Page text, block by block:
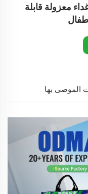
معزولة قابلة
الموصى بها